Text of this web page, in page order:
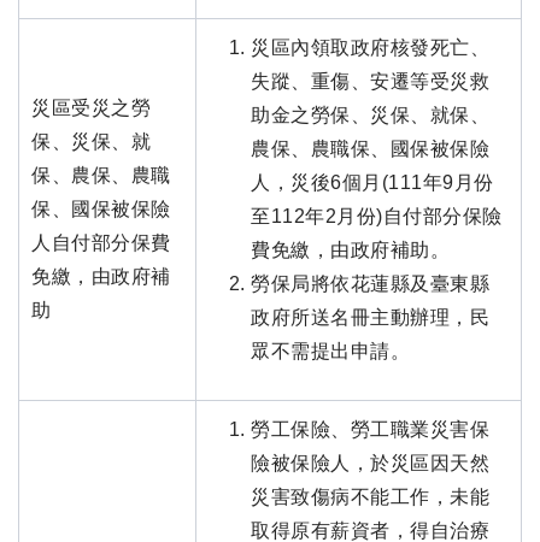
災區受災之勞
保、災保、就
保、農保、農職
保、國保被保險
人自付部分保費
免繳，由政府補
助
災區內領取政府核發死亡、
失蹤、重傷、安遷等受災救
助金之勞保、災保、就保、
農保、農職保、國保被保險
人，災後6個月(111年9月份
至112年2月份)自付部分保險
費免繳，由政府補助。
勞保局將依花蓮縣及臺東縣
政府所送名冊主動辦理，民
眾不需提出申請。
勞工保險、勞工職業災害保
險被保險人，於災區因天然
災害致傷病不能工作，未能
取得原有薪資者，得自治療